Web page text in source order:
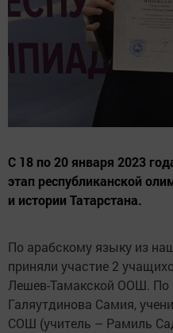
С 18 по 20 января 2023
этап республиканской
и истории Татарстана.
По арабскому языку из
приняли участие 2
Лешев-Тамакской ООШ. По
Галяутдинова Самия,
СОШ (учитель – Рамиль